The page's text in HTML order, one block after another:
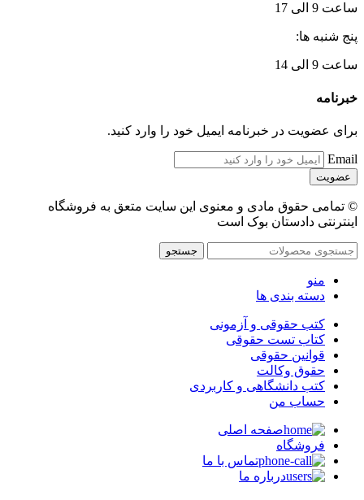
ساعت 9 الی 17
پنج شنبه ها:
ساعت 9 الی 14
خبرنامه
برای عضویت در خبرنامه ایمیل خود را وارد کنید.
Email
© تمامی حقوق مادی و معنوی این سایت متعق به فروشگاه
اینترنتی دادستان بوک است
جستجو
منو
دسته بندی ها
کتب حقوقی و آزمونی
کتاب تست حقوقی
قوانین حقوقی
حقوق وکالت
کتب دانشگاهی و کاربردی
حساب من
صفحه اصلی
فروشگاه
تماس با ما
درباره ما